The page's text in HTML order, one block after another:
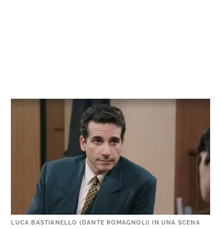
LUCA BASTIANELLO (DANTE ROMAGNOLI) IN UNA SCENA